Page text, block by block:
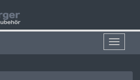
Toggle